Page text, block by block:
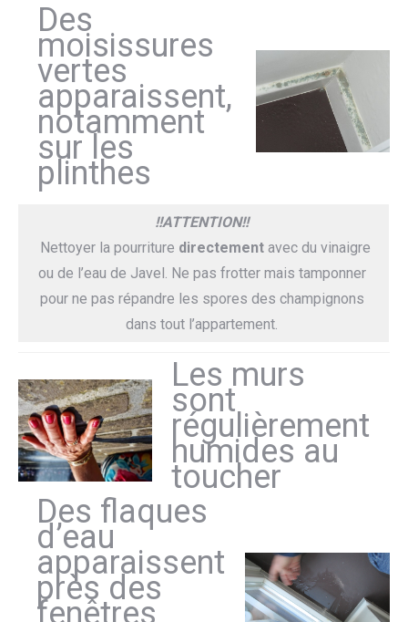
Des
moisissures
vertes
apparaissent,
notamment
sur les
plinthes
!!ATTENTION!!
Nettoyer la pourriture directement avec du vinaigre
ou de l’eau de Javel. Ne pas frotter mais tamponner
pour ne pas répandre les spores des champignons
dans tout l’appartement.
Les murs
sont
régulièrement
humides au
toucher
Des flaques
d’eau
apparaissent
près des
fenêtres